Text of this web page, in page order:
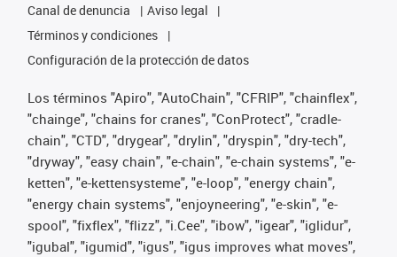
Canal de denuncia
Aviso legal
Términos y condiciones
Configuración de la protección de datos
Los términos "Apiro", "AutoChain", "CFRIP", "chainflex",
"chainge", "chains for cranes", "ConProtect", "cradle-
chain", "CTD", "drygear", "drylin", "dryspin", "dry-tech",
"dryway", "easy chain", "e-chain", "e-chain systems", "e-
ketten", "e-kettensysteme", "e-loop", "energy chain",
"energy chain systems", "enjoyneering", "e-skin", "e-
spool", "fixflex", "flizz", "i.Cee", "ibow", "igear", "iglidur",
"igubal", "igumid", "igus", "igus improves what moves",